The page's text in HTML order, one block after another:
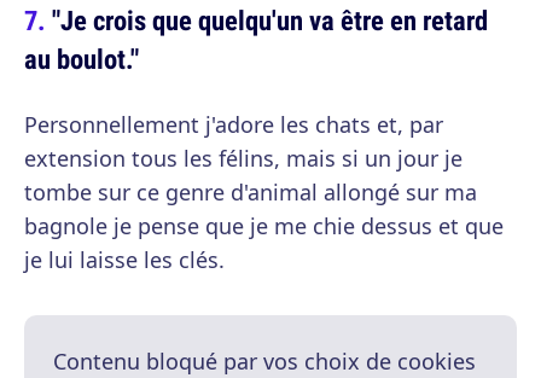
"Je crois que quelqu'un va être en retard
au boulot."
Personnellement j'adore les chats et, par
extension tous les félins, mais si un jour je
tombe sur ce genre d'animal allongé sur ma
bagnole je pense que je me chie dessus et que
je lui laisse les clés.
Contenu bloqué par vos choix de cookies